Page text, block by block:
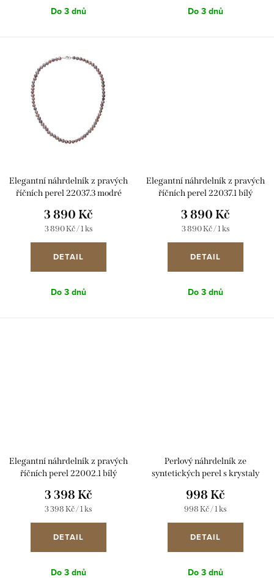
Do 3 dnů Do 3 dnů
Elegantní náhrdelník z pravých
říčních perel 22037.3 modré
3 890 Kč
Měrná
3 890 Kč / 1 ks
DETAIL
Do 3 dnů
Elegantní náhrdelník z pravých
říčních perel 22037.1 bílý
3 890 Kč
Měrná
3 890 Kč / 1 ks
DETAIL
Do 3 dnů
Elegantní náhrdelník z pravých
říčních perel 22002.1 bílý
3 398 Kč
Měrná
cena:
3 398 Kč / 1 ks
DETAIL
Do 3 dnů
Perlový náhrdelník ze
syntetických perel s krystaly
998 Kč
Měrná
cena:
998 Kč / 1 ks
DETAIL
Do 3 dnů